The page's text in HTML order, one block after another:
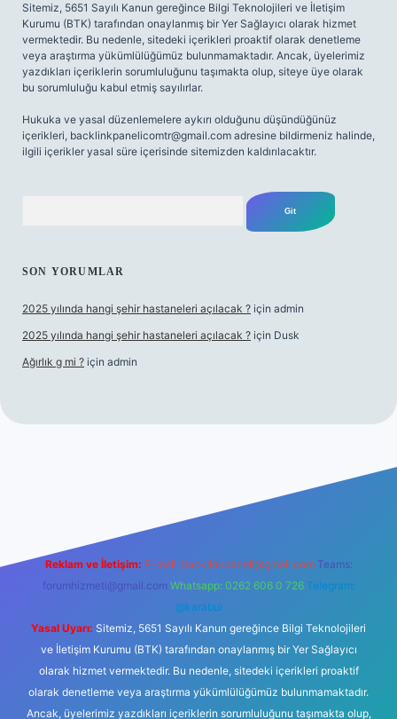
Sitemiz, 5651 Sayılı Kanun gereğince Bilgi Teknolojileri ve İletişim
Kurumu (BTK) tarafından onaylanmış bir Yer Sağlayıcı olarak hizmet
vermektedir. Bu nedenle, sitedeki içerikleri proaktif olarak denetleme
veya araştırma yükümlülüğümüz bulunmamaktadır. Ancak, üyelerimiz
yazdıkları içeriklerin sorumluluğunu taşımakta olup, siteye üye olarak
bu sorumluluğu kabul etmiş sayılırlar.
Hukuka ve yasal düzenlemelere aykırı olduğunu düşündüğünüz
içerikleri, backlinkpanelicomtr@gmail.com adresine bildirmeniz halinde,
ilgili içerikler yasal süre içerisinde sitemizden kaldırılacaktır.
SON YORUMLAR
2025 yılında hangi şehir hastaneleri açılacak ? için admin
2025 yılında hangi şehir hastaneleri açılacak ? için Dusk
Ağırlık g mi ? için admin
Reklam ve İletişim: E-mail: backlinkpaneli@gmail.com Teams:
forumhizmeti@gmail.com Whatsapp: 0262 606 0 726 Telegram:
@karabul
Yasal Uyarı: Sitemiz, 5651 Sayılı Kanun gereğince Bilgi Teknolojileri
ve İletişim Kurumu (BTK) tarafından onaylanmış bir Yer Sağlayıcı
olarak hizmet vermektedir. Bu nedenle, sitedeki içerikleri proaktif
olarak denetleme veya araştırma yükümlülüğümüz bulunmamaktadır.
Ancak, üyelerimiz yazdıkları içeriklerin sorumluluğunu taşımakta olup,